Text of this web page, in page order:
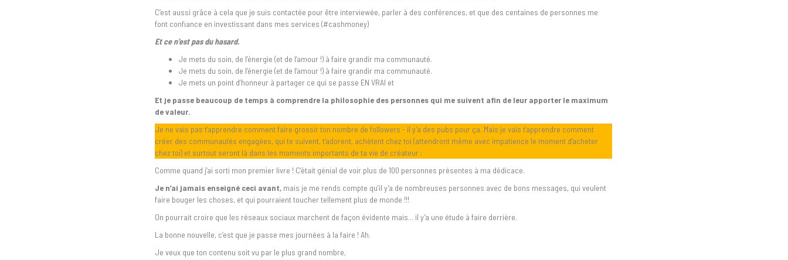
C’est aussi grâce à cela que je suis contactée pour être interviewée, parler à des conférences, et que des centaines de personnes me
font confiance en investissant dans mes services (#cashmoney)
Et ce n’est pas du hasard.
Je mets du soin, de l’énergie (et de l’amour !) à faire grandir ma communauté.
Je mets du soin, de l’énergie (et de l’amour !) à faire grandir ma communauté.
Je mets un point d’honneur à partager ce qui se passe EN VRAI et
Et je passe beaucoup de temps à comprendre la philosophie des personnes qui me suivent afin de leur apporter le maximum
de valeur.
Je ne vais pas t’apprendre comment faire grossir ton nombre de followers - il y’a des pubs pour ça. Mais je vais t’apprendre comment
créer des communautés engagées, qui te suivent, t’adorent, achètent chez toi (attendront même avec impatience le moment d’acheter
chez toi) et surtout seront là dans les moments importants de ta vie de créateur :
Comme quand j’ai sorti mon premier livre ! C’était génial de voir plus de 100 personnes présentes à ma dédicace.
Je n’ai jamais enseigné ceci avant, mais je me rends compte qu’il y’a de nombreuses personnes avec de bons messages, qui veulent
faire bouger les choses, et qui pourraient toucher tellement plus de monde !!!
On pourrait croire que les réseaux sociaux marchent de façon évidente mais... il y’a une étude à faire derrière.
La bonne nouvelle, c’est que je passe mes journées à la faire ! Ah.
Je veux que ton contenu soit vu par le plus grand nombre,